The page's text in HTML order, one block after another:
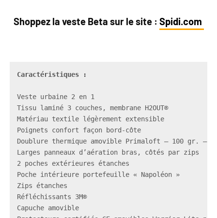
Shoppez la veste Beta sur le site : Spidi.com
Caractéristiques :
Veste urbaine 2 en 1
Tissu laminé 3 couches, membrane H2OUT®
Matériau textile légèrement extensible
Poignets confort façon bord-côte
Doublure thermique amovible Primaloft – 100 gr. –
Larges panneaux d’aération bras, côtés par zips
2 poches extérieures étanches
Poche intérieure portefeuille « Napoléon »
Réfléchissants 3M®
Capuche amovible